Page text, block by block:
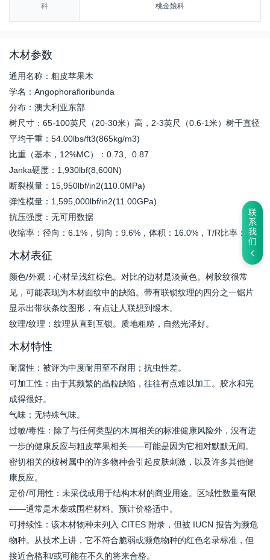
联
系
我
们
科 桃金娘科
木材参数
通用名称：粗皮苹果木
学名：Angophorafloribunda
分布：澳大利亚东部
树尺寸：65-100英尺（20-30米）高，2-3英尺（0.6-1米）树干直径
平均干重：54.00lbs/ft3(865kg/m3)
比重（基本，12%MC）：0.73、0.87
Janka硬度：1,930lbf(8,600N)
断裂模量：15,950lbf/in2(110.0MPa)
弹性模量：1,595,000lbf/in2(11.00GPa)
抗压强度：无可用数据
收缩率：径向：6.1%，切向：9.6%，体积：16.0%，T/R比率：1.6
木材表征
颜色/外观：心材呈浅红棕色。对比的边材是淡黄色。树胶纹很常
见，可能表现为木材面纹中的缺陷。带有联锁纹理的四分之一锯片
显示出带状条纹图形，有点让人联想到缎木。
纹理/纹理：纹理从直到互锁。质地粗糙，自然光泽好。
木材特性
耐腐性：被评为中度耐用至不耐用；抗虫性差。
可加工性：由于其频繁的晶粒缺陷，往往有点难以加工。胶水和完
成得很好。
气味：无特殊气味。
过敏/毒性：除了与任何类型的木屑相关的标准健康风险外，没有进
一步的健康反应与粗皮苹果相关——可能是因为它相对默默无闻。
密切相关的桉树属中的许多物种会引起皮肤刺激，以及许多其他健
康反应。
定价/可用性：未采伐或用于结构木材的商业用途。区域性数量有限
——通常是木柴或围栏材料。预计价格适中。
可持续性：该木材物种未列入 CITES 附录，但被 IUCN 报告为濒危
物种。从技术上讲，它不符合脆弱或濒危物种的红色名录标准，但
接近合格和/或可能在不久的将来合格。